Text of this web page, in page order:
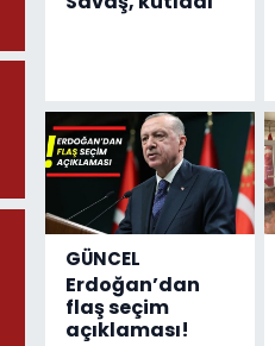
GÜNCEL
Erdoğan’dan
flaş seçim
açıklaması!